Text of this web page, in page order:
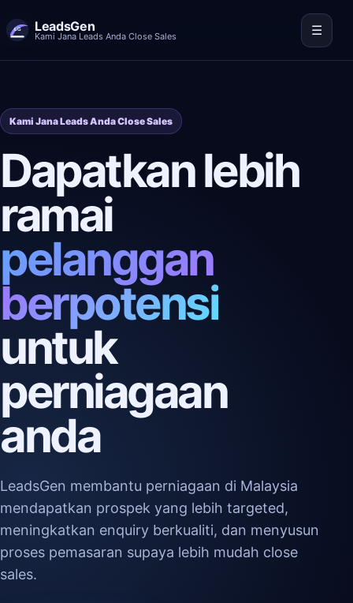
LeadsGen
Kami Jana Leads Anda Close Sales ☰
Kami Jana Leads Anda Close Sales
Dapatkan lebih
ramai
pelanggan
berpotensi
untuk
perniagaan
anda
LeadsGen membantu perniagaan di Malaysia
mendapatkan prospek yang lebih targeted,
meningkatkan enquiry berkualiti, dan menyusun
proses pemasaran supaya lebih mudah close
sales.